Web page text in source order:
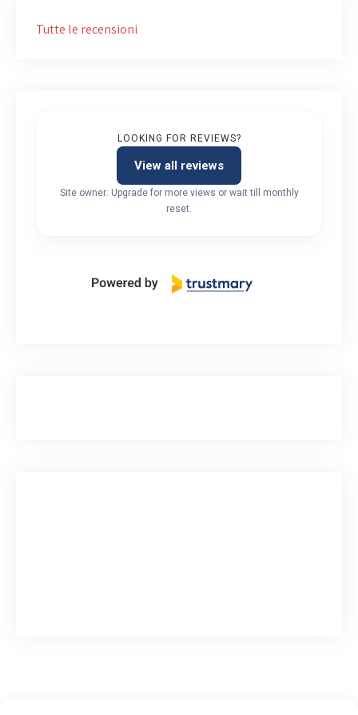
Tutte le recensioni
LOOKING FOR REVIEWS?
View all reviews
Site owner: Upgrade for more views or wait till monthly
reset.